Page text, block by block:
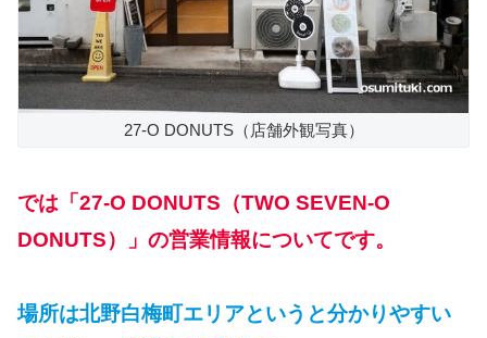
27-O DONUTS（店舗外観写真）
では「27-O DONUTS（TWO SEVEN-O
DONUTS）」の営業情報についてです。
場所は北野白梅町エリアというと分かりやすい